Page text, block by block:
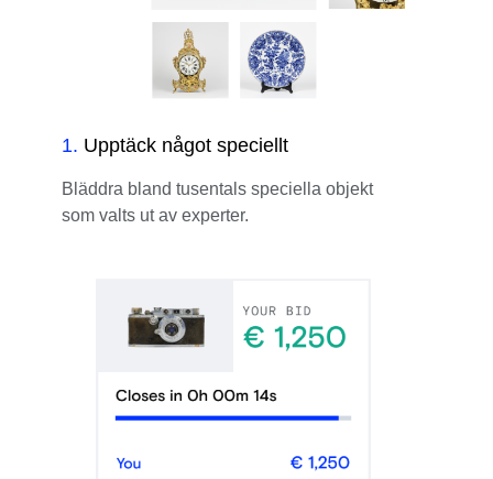
1. Upptäck något speciellt
Bläddra bland tusentals speciella objekt
som valts ut av experter.